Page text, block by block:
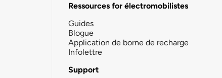
Ressources for électromobilistes
Guides
Blogue
Application de borne de recharge
Infolettre
Support